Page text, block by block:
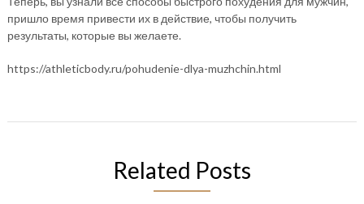
пришло время привести их в действие, чтобы получить
результаты, которые вы желаете.
https://athleticbody.ru/pohudenie-dlya-muzhchin.html
Related Posts